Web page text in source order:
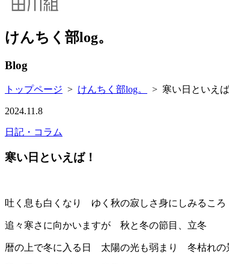
けんちく部log。
Blog
トップページ > けんちく部log。 > 寒い日といえば
2024.11.8
日記・コラム
寒い日といえば！
吐く息も白くなり ゆく秋の寂しさ身にしみるこ
追々寒さに向かいますが 秋と冬の節目、立冬
暦の上で冬に入る日 太陽の光も弱まり 冬枯れの